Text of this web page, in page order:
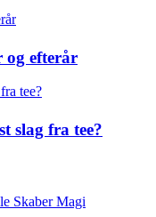
og efterår
slag fra tee?